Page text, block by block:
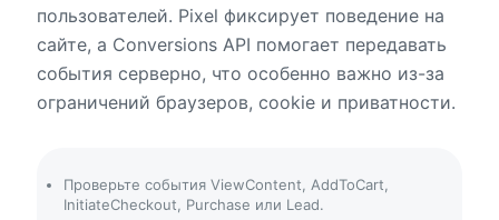
пользователей. Pixel фиксирует поведение на
сайте, а Conversions API помогает передавать
события серверно, что особенно важно из-за
ограничений браузеров, cookie и приватности.
Проверьте события ViewContent, AddToCart,
InitiateCheckout, Purchase или Lead.